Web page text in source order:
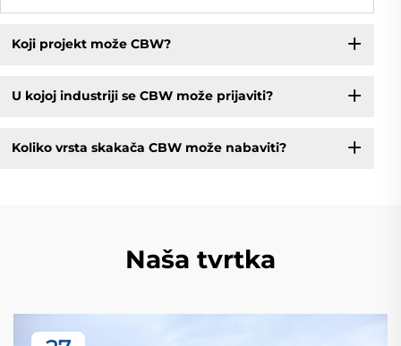
Koji projekt može CBW?
U kojoj industriji se CBW može prijaviti?
Koliko vrsta skakača CBW može nabaviti?
Naša tvrtka